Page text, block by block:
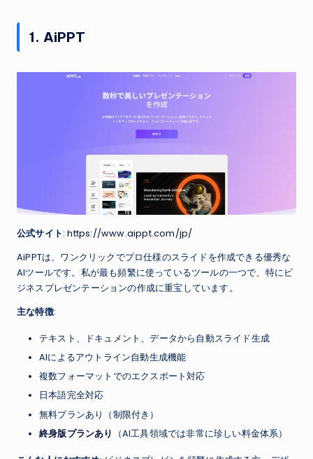
1. AiPPT
公式サイト:https://www.aippt.com/jp/
AiPPTは、ワンクリックでプロ仕様のスライドを作成できる優秀な
AIツールです。私が最も頻繁に使っているツールの一つで、特にビ
ジネスプレゼンテーションの作成に重宝しています。
主な特徴:
テキスト、ドキュメント、データから自動スライド生成
AIによるアウトライン自動生成機能
複数フォーマットでのエクスポート対応
日本語完全対応
無料プランあり（制限付き）
終身版プランあり
（AI工具領域では非常に珍しい料金体系）